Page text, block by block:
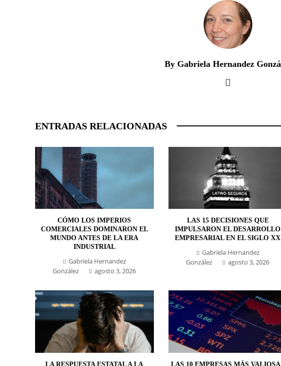
By Gabriela Hernandez
ENTRADAS RELACIONADAS
CÓMO LOS IMPERIOS
COMERCIALES DOMINARON EL
MUNDO ANTES DE LA ERA
INDUSTRIAL
Gabriela Hernandez
González
agosto 3, 2026
LAS 15 DECISIONES QUE
IMPULSARON EL DESARROLLO
EMPRESARIAL EN EL SIGLO XX
Gabriela Hernandez
González
agosto 3, 2026
LA RESPUESTA ESTATAL A LA LAS 10 EMPRESAS MÁS